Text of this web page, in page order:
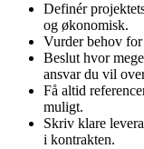
Definér
og økonomisk.
Vurder behov
Beslut hvor
ansvar du vil
Få altid
muligt.
Skriv klare
i kontrakten.